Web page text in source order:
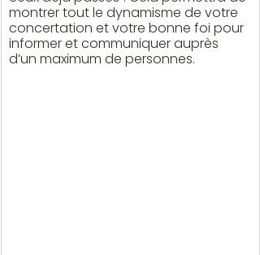
montrer tout le dynamisme de votre
concertation et votre bonne foi pour
informer et communiquer auprès
d’un maximum de personnes.